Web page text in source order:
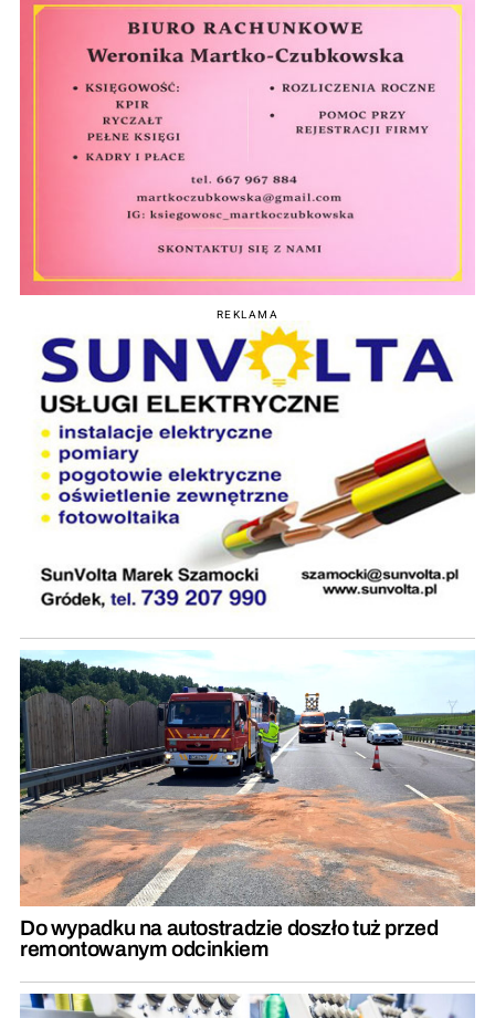
REKLAMA
Do wypadku na autostradzie doszło tuż przed
remontowanym odcinkiem